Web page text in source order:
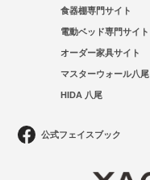
食器棚専門サイト
電動ベッド専門サイト
オーダー家具サイト
マスターウォール八尾
HIDA 八尾
公式フェイスブック